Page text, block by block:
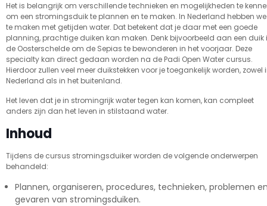
Het is belangrijk om verschillende technieken en mogelijkheden te
om een stromingsduik te plannen en te maken. In Nederland hebben we
te maken met getijden water. Dat betekent dat je daar met een goede
planning, prachtige duiken kan maken. Denk bijvoorbeeld aan een duik
de Oosterschelde om de Sepias te bewonderen in het voorjaar. Deze
specialty kan direct gedaan worden na de Padi Open Water cursus.
Hierdoor zullen veel meer duikstekken voor je toegankelijk worden, zowel
Nederland als in het buitenland.
Het leven dat je in stromingrijk water tegen kan komen, kan compleet
anders zijn dan het leven in stilstaand water.
Inhoud
Tijdens de cursus stromingsduiker worden de volgende onderwerpen
behandeld:
Plannen, organiseren, procedures, technieken, problemen
gevaren van stromingsduiken.